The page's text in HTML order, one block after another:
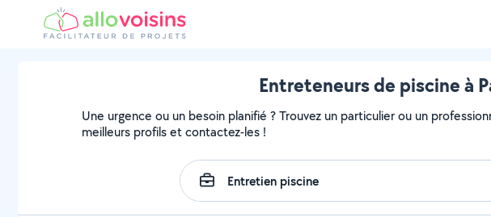
Entreteneurs de piscine à
Une urgence ou un besoin planifié ? Trouvez un particulier ou un
meilleurs profils et contactez-les !